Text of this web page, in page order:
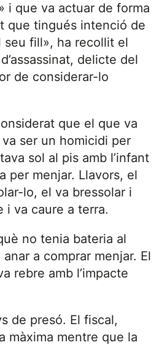
i que va actuar de forma
que tingués intenció de
seu fill», ha recollit el
delicte del
de considerar-lo
que el que va
ser un homicidi per
sol al pis amb l’infant
per menjar. Llavors, el
lo, el va bressolar i
i va caure a terra.
no tenia bateria al
a comprar menjar. El
rebre amb l’impacte
de presó. El fiscal,
màxima mentre que la